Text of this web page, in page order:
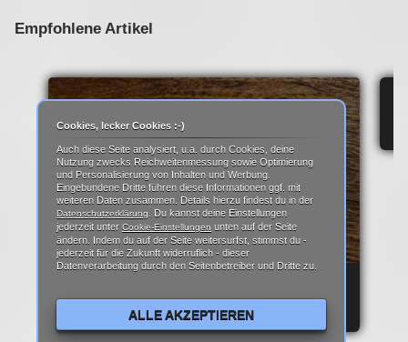
Empfohlene Artikel
REPARATUR ANLEITUNG | TEARDOWN
Cookies, lecker Cookies :-)
Auch diese Seite analysiert, u.a. durch Cookies, deine
Nutzung zwecks Reichweitenmessung sowie Optimierung
und Personalisierung von Inhalten und Werbung.
Eingebundene Dritte führen diese Informationen ggf. mit
weiteren Daten zusammen. Details hierzu findest du in der
Datenschutzerklärung
. Du kannst deine Einstellungen
jederzeit unter Cookie-Einstellungen unten auf der Seite
ändern. Indem du auf der Seite weitersurfst, stimmst du -
jederzeit für die Zukunft widerruflich - dieser
Datenverarbeitung durch den Seitenbetreiber und Dritte zu.
ALLE AKZEPTIEREN